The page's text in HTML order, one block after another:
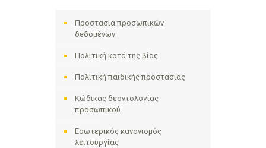
Προστασία προσωπικών
δεδομένων
Πολιτική κατά της βίας
Πολιτική παιδικής προστασίας
Κώδικας δεοντολογίας
προσωπικού
Εσωτερικός κανονισμός
λειτουργίας